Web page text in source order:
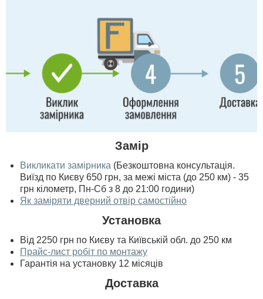
Замір
Викликати замірника (Безкоштовна консультація.
Виїзд по Києву 650 грн, за межі міста (до 250 км) - 35
грн кілометр, Пн-Сб з 8 до 21:00 години)
Як заміряти дверний отвір самостійно
Установка
Від 2250 грн по Києву та Київській обл. до 250 км
Прайс-лист робіт по монтажу
Гарантія на установку 12 місяців
Доставка